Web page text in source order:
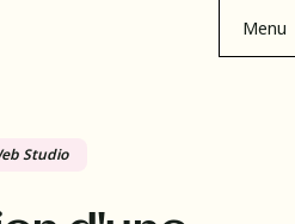
Menu
Studio